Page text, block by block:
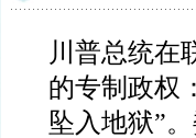
川普总统在
的专制政权
坠入地狱”